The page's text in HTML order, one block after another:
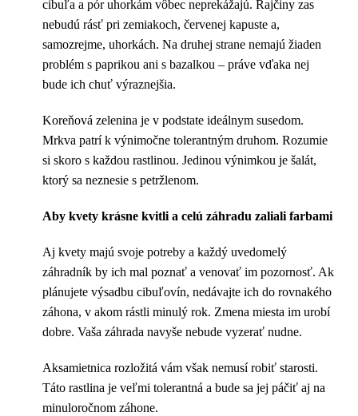
cibuľa a pór uhorkám vôbec neprekážajú. Rajčiny zas
nebudú rásť pri zemiakoch, červenej kapuste a,
samozrejme, uhorkách. Na druhej strane nemajú žiaden
problém s paprikou ani s bazalkou – práve vďaka nej
bude ich chuť výraznejšia.
Koreňová zelenina je v podstate ideálnym susedom.
Mrkva patrí k výnimočne tolerantným druhom. Rozumie
si skoro s každou rastlinou. Jedinou výnimkou je šalát,
ktorý sa neznesie s petržlenom.
Aby kvety krásne kvitli a celú záhradu zaliali farbami
Aj kvety majú svoje potreby a každý uvedomelý
záhradník by ich mal poznať a venovať im pozornosť. Ak
plánujete výsadbu cibuľovín, nedávajte ich do rovnakého
záhona, v akom rástli minulý rok. Zmena miesta im urobí
dobre. Vaša záhrada navyše nebude vyzerať nudne.
Aksamietnica rozložitá vám však nemusí robiť starosti.
Táto rastlina je veľmi tolerantná a bude sa jej páčiť aj na
minuloročnom záhone.